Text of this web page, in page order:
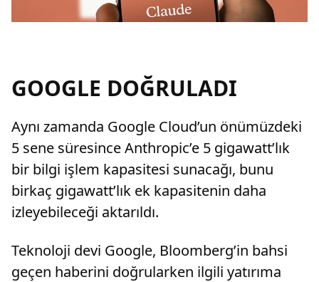
GOOGLE DOĞRULADI
Aynı zamanda Google Cloud’un önümüzdeki
5 sene süresince Anthropic’e 5 gigawatt’lık
bir bilgi işlem kapasitesi sunacağı, bunu
birkaç gigawatt’lık ek kapasitenin daha
izleyebileceği aktarıldı.
Teknoloji devi Google, Bloomberg’in bahsi
geçen haberini doğrularken ilgili yatırıma